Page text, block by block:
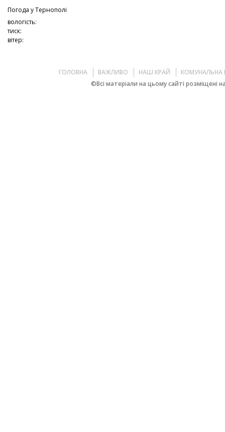
Погода уТернополі
вологість:
тиск:
вітер:
ГОЛОВНА ВАЖЛИВО НАШ КРАЙ
КОМУНАЛЬНА
©Всі матеріали на цьому сайті розміщені